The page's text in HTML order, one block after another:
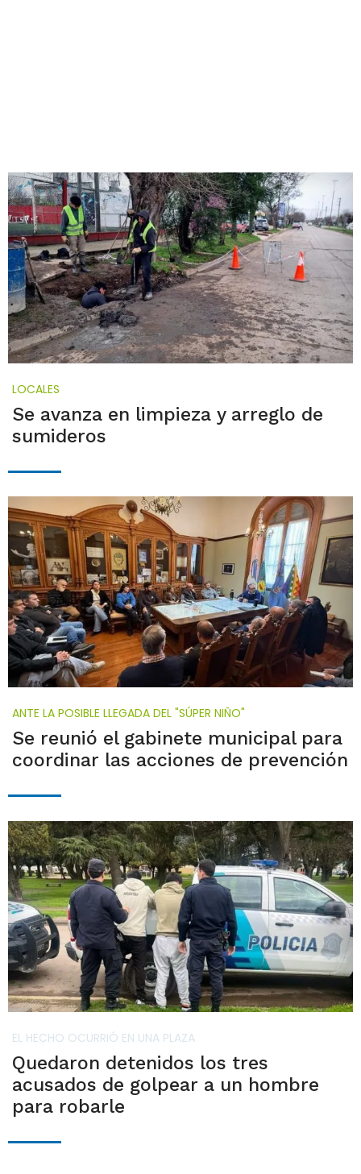
LOCALES
Se avanza en limpieza y arreglo de
sumideros
ANTE LA POSIBLE LLEGADA DEL "SÚPER NIÑO"
Se reunió el gabinete municipal para
coordinar las acciones de prevención
EL HECHO OCURRIÓ EN UNA PLAZA
Quedaron detenidos los tres
acusados de golpear a un hombre
para robarle